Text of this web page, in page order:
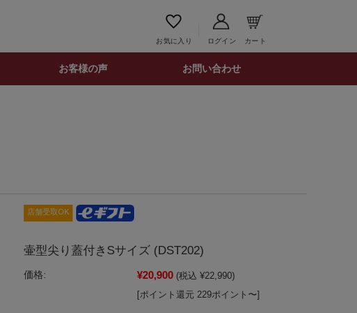
お気に入り ログイン カート
お客様の声 お問い合わせ
店舗受取OK
壷型尖り蓋付きSサイズ (DST202)
価格: ¥20,900 (税込 ¥22,990)
[ポイント還元 229ポイント〜]